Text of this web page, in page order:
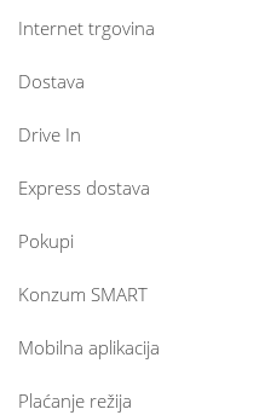
Internet trgovina
Dostava
Drive In
Express dostava
Pokupi
Konzum SMART
Mobilna aplikacija
Plaćanje režija